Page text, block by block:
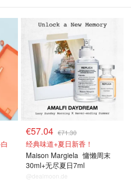
€57.04 €71.30
经典味道+夏日新香！
Maison Margiela 慵懒周末
30ml+无尽夏日7ml
@dealmoon.de